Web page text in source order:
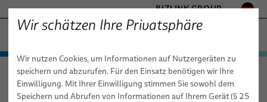
BIZLINK GROUP
− ENGINEERED SOLUTIONS
GESUNDHEITSWESEN
MARINE
Produkte & Dienstleistungen
Automatisierung & Antriebe
Anwendungen
Fabrikautomation & Maschinenbau News Artikel
Wir schätzen Ihre Privatsphäre
Wir nutzen Cookies, um Informationen auf Nutzergeräten zu
speichern und abzurufen. Für den Einsatz benötigen wir Ihre
Einwilligung. Mit Ihrer Einwilligung stimmen Sie sowohl dem
Speichern und Abrufen von Informationen auf Ihrem Gerät (§ 25